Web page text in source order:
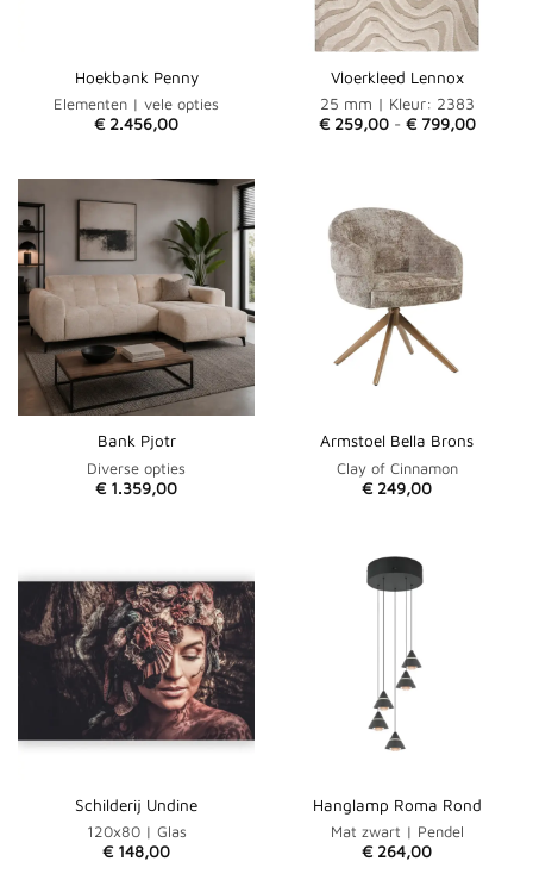
Hoekbank Penny
Elementen | vele opties
€ 2.456,00
Vloerkleed Lennox
25 mm | Kleur: 2383
€259,00 - €799,00
Bank Pjotr
Diverse opties
€ 1.359,00
Armstoel Bella Brons
Clay of Cinnamon
€ 249,00
Schilderij Undine
120x80 | Glas
€ 148,00
Hanglamp Roma Rond
Mat zwart | Pendel
€ 264,00